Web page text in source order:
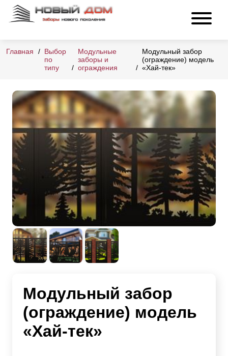
Главная
Выбор
по
типу
Модульные
заборы и
ограждения
Модульный забор
(ограждение) модель
«Хай-тек»
Модульный забор
(ограждение) модель
«Хай-тек»